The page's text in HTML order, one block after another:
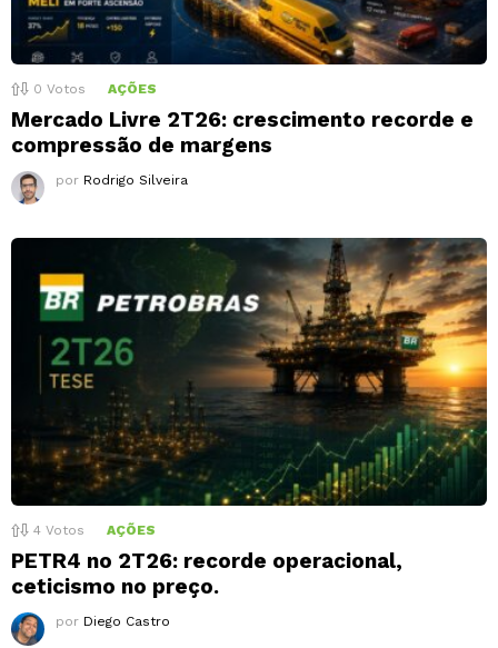
0 Votos AÇÕES
Mercado Livre 2T26: crescimento recorde e
compressão de margens
por Rodrigo Silveira
4 Votos AÇÕES
PETR4 no 2T26: recorde operacional,
ceticismo no preço.
por Diego Castro